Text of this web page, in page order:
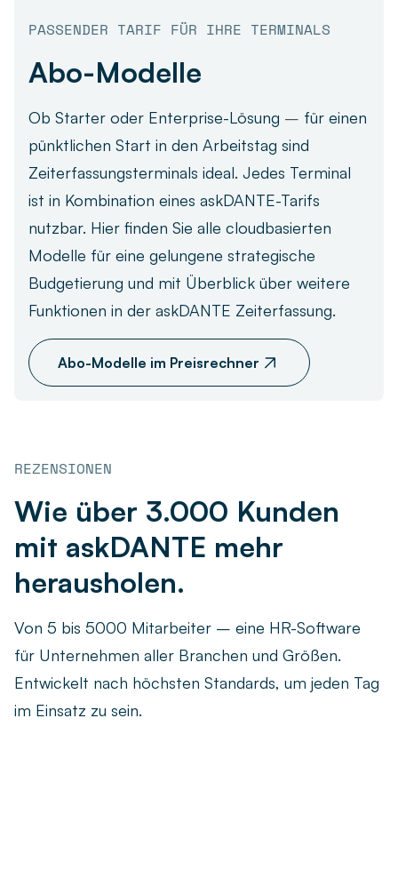
PASSENDER TARIF FÜR IHRE TERMINALS
Abo-Modelle
Ob Starter oder Enterprise-Lösung – für einen
pünktlichen Start in den Arbeitstag sind
Zeiterfassungsterminals ideal. Jedes Terminal
ist in Kombination eines askDANTE-Tarifs
nutzbar. Hier finden Sie alle cloudbasierten
Modelle für eine gelungene strategische
Budgetierung und mit Überblick über weitere
Funktionen in der askDANTE Zeiterfassung.
Abo-Modelle im Preisrechner
REZENSIONEN
Wie über 3.000 Kunden
mit askDANTE mehr
herausholen.
Von 5 bis 5000 Mitarbeiter – eine HR-Software
für Unternehmen aller Branchen und Größen.
Entwickelt nach höchsten Standards, um jeden Tag
im Einsatz zu sein.